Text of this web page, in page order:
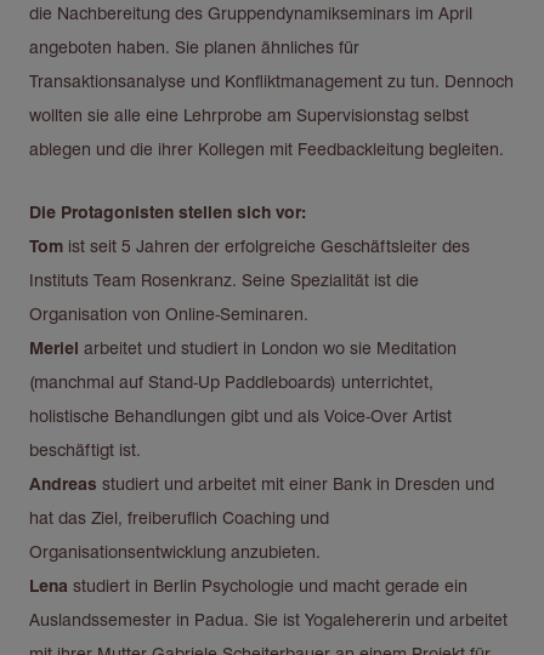
die Nachbereitung des Gruppendynamikseminars im April
angeboten haben. Sie planen ähnliches für
Transaktionsanalyse und Konfliktmanagement zu tun. Dennoch
wollten sie alle eine Lehrprobe am Supervisionstag selbst
ablegen und die ihrer Kollegen mit Feedbackleitung begleiten.
Die Protagonisten stellen sich vor:
Tom ist seit 5 Jahren der erfolgreiche Geschäftsleiter des
Instituts Team Rosenkranz. Seine Spezialität ist die
Organisation von Online-Seminaren.
Meriel arbeitet und studiert in London wo sie Meditation
(manchmal auf Stand-Up Paddleboards) unterrichtet,
holistische Behandlungen gibt und als Voice-Over Artist
beschäftigt ist.
Andreas studiert und arbeitet mit einer Bank in Dresden und
hat das Ziel, freiberuflich Coaching und
Organisationsentwicklung anzubieten.
Lena studiert in Berlin Psychologie und macht gerade ein
Auslandssemester in Padua. Sie ist Yogalehererin und arbeitet